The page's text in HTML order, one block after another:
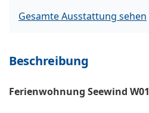
Gesamte Ausstattung sehen
Beschreibung
Ferienwohnung Seewind W01